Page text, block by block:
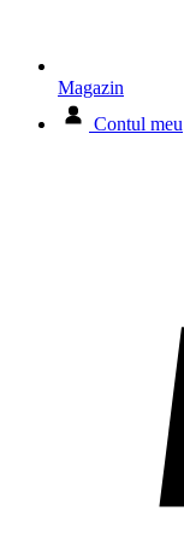
Magazin
Contul meu